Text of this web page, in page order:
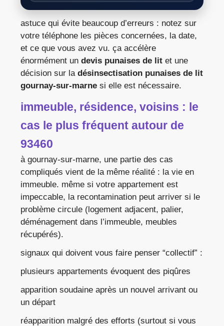
astuce qui évite beaucoup d’erreurs : notez sur
votre téléphone les pièces concernées, la date,
et ce que vous avez vu. ça accélère
énormément un devis punaises de lit et une
décision sur la désinsectisation punaises de lit
gournay-sur-marne si elle est nécessaire.
immeuble, résidence, voisins : le
cas le plus fréquent autour de
93460
à gournay-sur-marne, une partie des cas
compliqués vient de la même réalité : la vie en
immeuble. même si votre appartement est
impeccable, la recontamination peut arriver si le
problème circule (logement adjacent, palier,
déménagement dans l’immeuble, meubles
récupérés).
signaux qui doivent vous faire penser “collectif” :
plusieurs appartements évoquent des piqûres
apparition soudaine après un nouvel arrivant ou
un départ
réapparition malgré des efforts (surtout si vous